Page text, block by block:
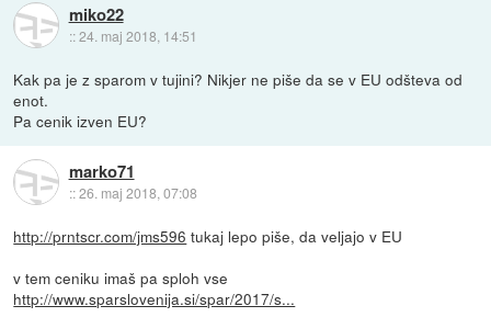
miko22
::24. maj 2018, 14:51
Kak pa je z sparom v tujini? Nikjer ne piše da se v EU odšteva od
enot.
Pa cenik izven EU?
marko71
::26. maj 2018, 07:08
http://prntscr.com/jms596 tukaj lepo piše, da veljajo v EU
v tem ceniku imaš pa sploh vse
http://www.sparslovenija.si/spar/2017/s...